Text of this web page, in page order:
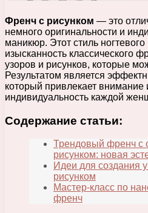
Френч с рисунком — это
немного оригинальности и
маникюр. Этот стиль ногтевого
изысканность классического
узоров и рисунков, которые
Результатом является
который привлекает внимание
индивидуальность каждой
Содержание статьи:
Трендовый френч с
рисунком: новая
Идеи для создания
рисунком
Мастер-класс по
френч